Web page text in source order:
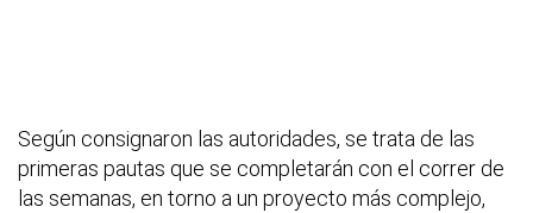
Según consignaron las autoridades, se trata de las
primeras pautas que se completarán con el correr de
las semanas, en torno a un proyecto más complejo,